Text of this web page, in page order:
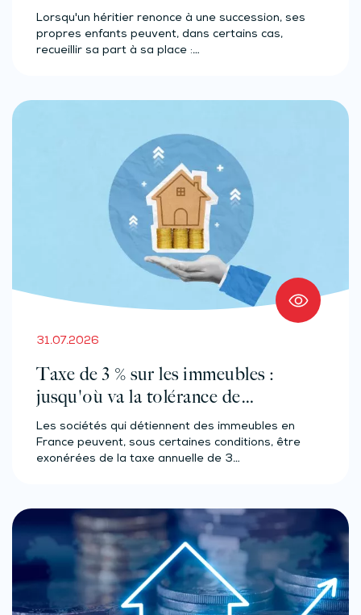
Lorsqu'un héritier renonce à une succession, ses
propres enfants peuvent, dans certains cas,
recueillir sa part à sa place :…
31.07.2026
Taxe de 3 % sur les immeubles :
jusqu'où va la tolérance de
l'administration ?
Les sociétés qui détiennent des immeubles en
France peuvent, sous certaines conditions, être
exonérées de la taxe annuelle de 3…